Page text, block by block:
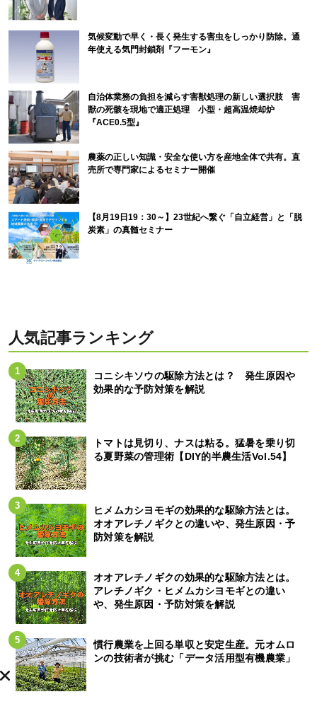
気候変動で早く・長く発生する害虫をしっかり防除。通
年使える気門封鎖剤『フーモン』
自治体業務の負担を減らす害獣処理の新しい選択肢 害
獣の死骸を現地で適正処理 小型・超高温焼却炉
『ACE0.5型』
農薬の正しい知識・安全な使い方を産地全体で共有。直
売所で専門家によるセミナー開催
【8月19日19：30～】23世紀へ繋ぐ「自立経営」と「脱
炭素」の真髄セミナー
人気記事ランキング
コニシキソウの駆除方法とは？ 発生原因や
効果的な予防対策を解説
トマトは見切り、ナスは粘る。猛暑を乗り切
る夏野菜の管理術【DIY的半農生活Vol.54】
ヒメムカシヨモギの効果的な駆除方法とは。
オオアレチノギクとの違いや、発生原因・予
防対策を解説
オオアレチノギクの効果的な駆除方法とは。
アレチノギク・ヒメムカシヨモギとの違い
や、発生原因・予防対策を解説
慣行農業を上回る単収と安定生産。元オムロ
ンの技術者が挑む「データ活用型有機農業」